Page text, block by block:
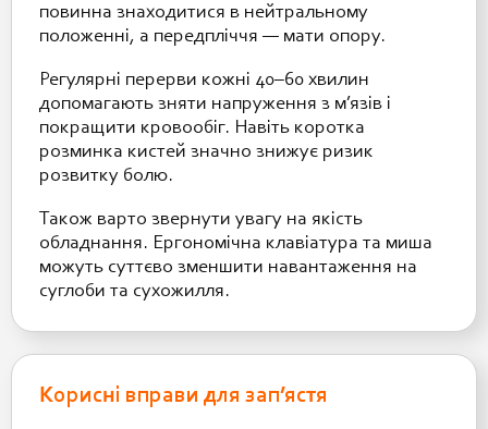
повинна знаходитися в нейтральному
положенні, а передпліччя — мати опору.
Регулярні перерви кожні 40–60 хвилин
допомагають зняти напруження з м’язів і
покращити кровообіг. Навіть коротка
розминка кистей значно знижує ризик
розвитку болю.
Також варто звернути увагу на якість
обладнання. Ергономічна клавіатура та миша
можуть суттєво зменшити навантаження на
суглоби та сухожилля.
Корисні вправи для зап’ястя